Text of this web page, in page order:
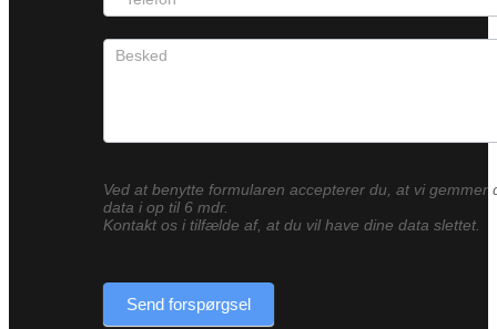
Ved at benytte formularen accepterer du, at vi gemmer
data i op til 6 mdr.
Kontakt os i tilfælde af, at du vil have dine data slettet.
Send forspørgsel